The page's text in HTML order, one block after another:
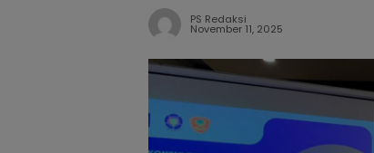
PS Redaksi
November 11, 2025